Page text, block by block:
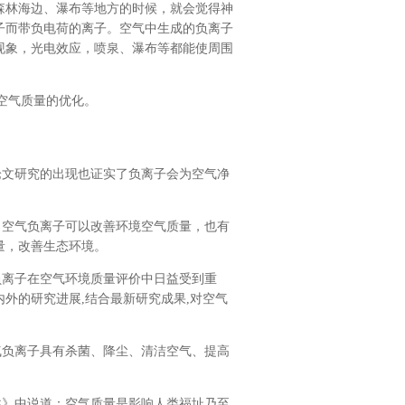
海边、瀑布等地方的时候，就会觉得神
带负电荷的离子。空气中生成的负离子
，光电效应，喷泉、瀑布等都能使周围
质量的优化。
究的出现也证实了负离子会为空气净
负离子可以改善环境空气质量，也有
改善生态环境。
子在空气环境质量评价中日益受到重
的研究进展,结合最新研究成果,对空气
子具有杀菌、降尘、清洁空气、提高